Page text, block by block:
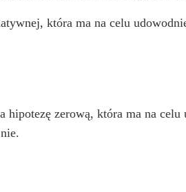
która ma na celu
zerową, która ma na